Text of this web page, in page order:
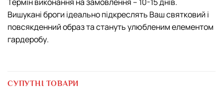
Вишукані броги ідеально підкреслять Ваш святковий і
повсякденний образ та стануть улюбленим елементом
гардеробу.
СУПУТНІ ТОВАРИ